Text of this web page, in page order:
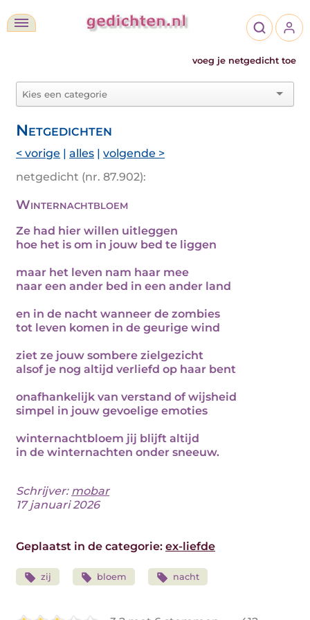
voeg je netgedicht toe
Netgedichten
< vorige | alles | volgende >
netgedicht (nr. 87.902):
Winternachtbloem
Ze had hier willen uitleggen
hoe het is om in jouw bed te liggen
maar het leven nam haar mee
naar een ander bed in een ander land
en in de nacht wanneer de zombies
tot leven komen in de geurige wind
ziet ze jouw sombere zielgezicht
alsof je nog altijd verliefd op haar bent
onafhankelijk van verstand of wijsheid
simpel in jouw gevoelige emoties
winternachtbloem jij blijft altijd
in de winternachten onder sneeuw.
Schrijver: mobar
17 januari 2026
Geplaatst in de categorie: ex-liefde
zij bloem nacht